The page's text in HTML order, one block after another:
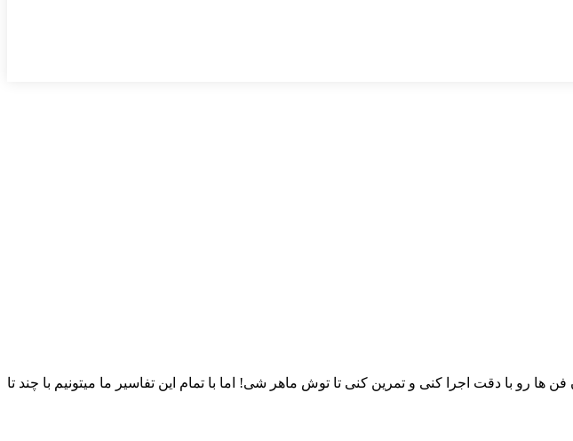
رو با دقت اجرا کنی و تمرین کنی تا توش ماهر شی! اما با تمام این تفاسیر ما میتونیم با چند تا